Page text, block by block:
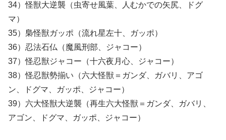
34）怪獣大逆襲（虫寄せ風葉、人むかでの矢尻、ドグ
マ）
35）梟怪獣ガッポ（流れ星左十、ガッポ）
36）忍法石仏（魔風刑部、ジャコー）
37）怪忍獣ジャコー（十六夜月心、ジャコー）
38）怪忍獣勢揃い（六大怪獣＝ガンダ、ガバリ、アゴ
ン、ドグマ、ガッポ、ジャコー）
39）六大怪獣大逆襲（再生六大怪獣＝ガンダ、ガバリ、
アゴン、ドグマ、ガッポ、ジャコー）